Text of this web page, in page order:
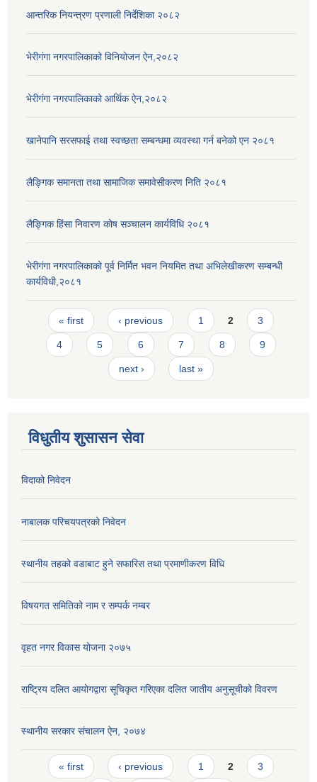
आन्तरिक नियन्त्रण प्रणाली निर्देशिका २०८२
भेरीगंगा नगरपालिकाको विनियोजन ऐन,२०८२
भेरीगंगा नगरपालिकाको आर्थिक ऐन,२०८२
खानेपानि सरसफाई तथा स्वच्छता सम्बन्धमा व्यवस्था गर्न बनेको एन २०८१
लैङ्गिक समानता तथा सामाजिक समावेसीकरण निति २०८१
लैङ्गिक हिंसा निवारण कोष सञ्चालन कार्यविधि २०८१
भेरीगंगा नगरपालिकाको पूर्व निर्मित भवन नियमित तथा अभिलेखीकरण सम्बन्धी
कार्यविधी,२०८१
Pages
« first ‹ previous 1 2 3
4 5 6 7 8 9
next › last »
विधुतीय शुसासन सेवा
विदाको निवेदन
नाबालक परिचयपत्रकाे निवेदन
स्थानीय तहको वडाबाट हुने सफारिस तथा प्रमाणीकरण विधि
विषयगत समितिको नाम र सम्पर्क नम्बर
वृहत नगर विकास योजना २०७५
राष्ट्रिय दलित आयोगद्वारा सूचिकृत गरिएका दलित जातीय अनुसूचीको विवरण
स्थानीय सरकार संचालन ऐन, २०७४
Pages
« first ‹ previous 1 2 3